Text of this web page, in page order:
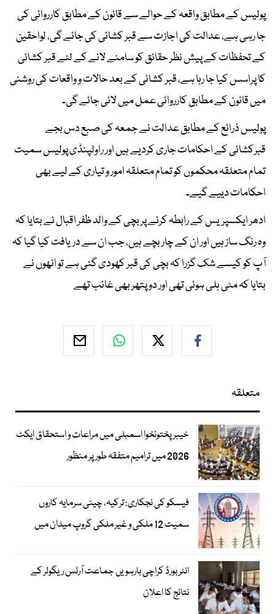
پولیس کے مطابق واقعہ کے حوالے سے قانون کے مطابق کارروائی کی
جا رہی ہے، عدالت کی اجازت سے قبر کشائی کی جائے گی، لواحقین
کے تحفظات کے پیش نظر حقائق کو سامنے لانے کے لئے قبر کشائی
کا پراسس کیا جا رہا ہے، قبر کشائی کے بعد حالات و واقعات کی روشنی
میں قانون کے مطابق کارروائی عمل میں لائی جائے گی۔
پولیس ذرائع کے مطابق عدالت نے جمعہ کی صبع دس بجے
قبرکشائی کے احکامات جاری کردیے ہیں اور راولپنڈی پولیس سمیت
تمام متعلقہ محکموں کو تمام متعلقہ امور و تیاری کے لیے بھی
احکامات دییے گیے۔
ادھر ایکسپریس کے رابطہ کرنے پر بچی کے والد ظفر اقبال نے بتایا کہ
وہ رنگ ساز ہیں اور ان کے چار بچے ہیں، جب ان سے دریافت کیا گیا کہ
آپ کو کیسے شک گزرا کہ بچی کی قبر کھودی گئی ہے تو انھوں نے
بتایا کہ مٹی ہلی ہوئی تھی اور دو پتھر بھی غائب تھے
متعلقہ
خیبرپختونخوا اسمبلی میں مراعات و استحقاق ایکٹ
2026 میں ترامیم متفقہ طور پر منظور
فیسکو کی نجکاری: ترکیہ، چینی سرمایہ کاروں
سمیت 12 ملکی و غیر ملکی گروپ میدان میں
انٹر بورڈ کراچی بارہویں جماعت آرٹس ریگولر کے
نتائج کا اعلان